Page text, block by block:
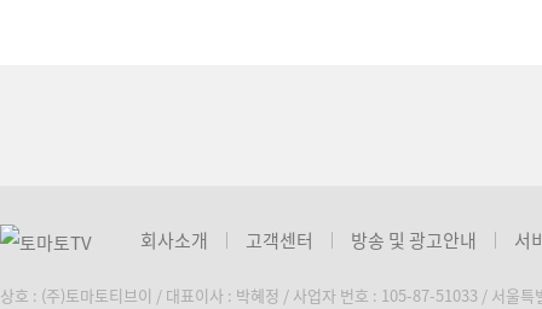
회사소개 고객센터 방송 및 광고안내 서
상호 : (주)토마토티브이 / 대표이사 : 박혜정 / 사업자 번호 : 105-87-51033 / 서울